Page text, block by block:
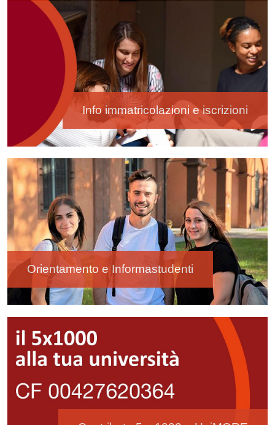
Image
Info immatricolazioni e iscrizioni
Image
Orientamento e Informastudenti